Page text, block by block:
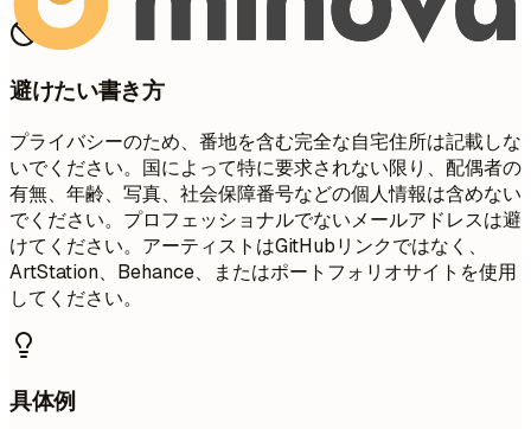
避けたい書き方
プライバシーのため、番地を含む完全な自宅住所は記載しな
いでください。国によって特に要求されない限り、配偶者の
有無、年齢、写真、社会保障番号などの個人情報は含めない
でください。プロフェッショナルでないメールアドレスは避
けてください。アーティストはGitHubリンクではなく、
ArtStation、Behance、またはポートフォリオサイトを使用
してください。
具体例